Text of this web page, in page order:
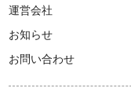
運営会社
お知らせ
お問い合わせ